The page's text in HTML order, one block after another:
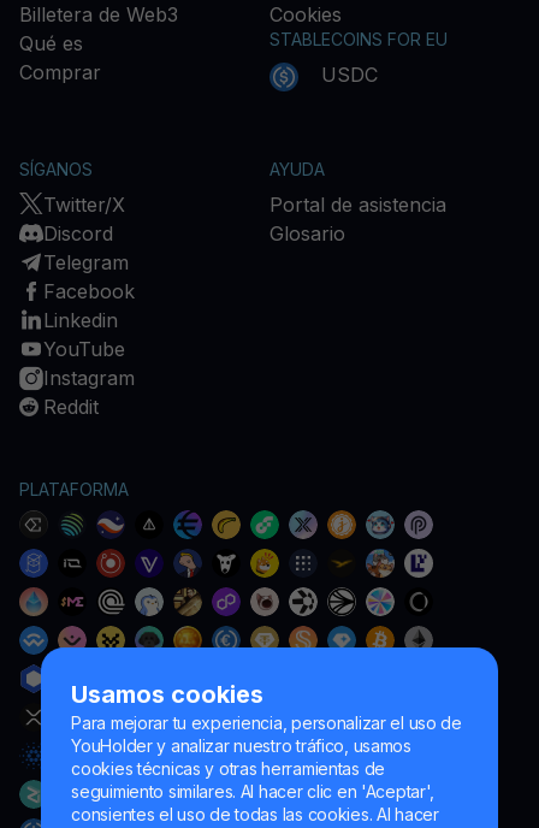
Usamos cookies
Para mejorar tu experiencia, personalizar el uso de
YouHolder y analizar nuestro tráfico, usamos
cookies técnicas y otras herramientas de
seguimiento similares. Al hacer clic en 'Aceptar',
consientes el uso de todas las cookies. Al hacer
Billetera de Web3
Qué es
Comprar
Cookies
STABLECOINS FOR EU
USDC
SÍGANOS
Twitter/X
Discord
Telegram
Facebook
Linkedin
YouTube
Instagram
Reddit
AYUDA
Portal de asistencia
Glosario
PLATAFORMA